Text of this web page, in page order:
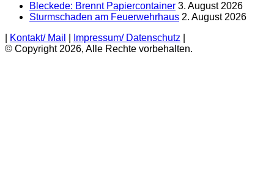
Bleckede: Brennt Papiercontainer 3. August 2026
Sturmschaden am Feuerwehrhaus 2. August 2026
Kontakt/ Mail Impressum/ Datenschutz
© Copyright 2026, Alle Rechte vorbehalten.